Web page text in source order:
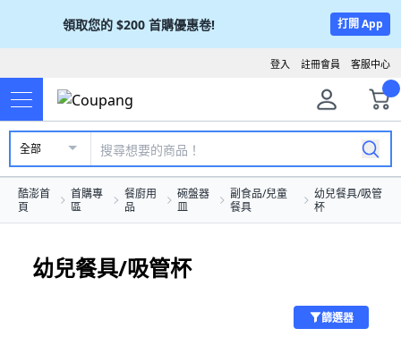
領取您的 $200 首購優惠卷! 打開 App
客服中心
註冊會員
登入
全部
酷澎首
頁
首購專
區
餐廚用
品
碗盤器
皿
副食品/兒童
餐具
幼兒餐具/吸管
杯
幼兒餐具/吸管杯
篩選器